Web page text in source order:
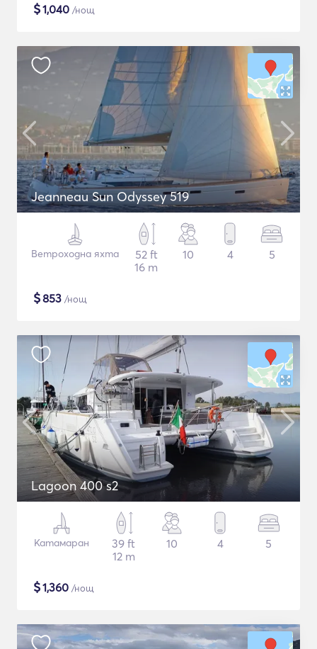
$1,040 /нощ
Jeanneau Sun Odyssey 519
Ветроходна яхта
52 ft
16 m
10 4 5
$853 /нощ
Lagoon 400 s2
Катамаран
39 ft
12 m
10 4 5
$1,360 /нощ